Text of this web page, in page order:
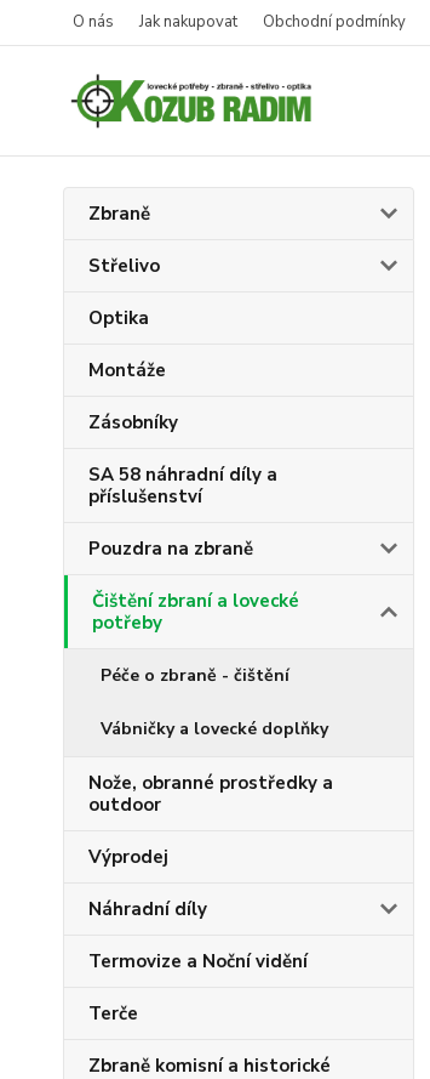
O nás Jak nakupovat Obchodní podmínky
Zbraně
Střelivo
Optika
Montáže
Zásobníky
SA 58 náhradní díly a
příslušenství
Pouzdra na zbraně
Čištění zbraní a lovecké
potřeby
Péče o zbraně - čištění
Vábničky a lovecké doplňky
Nože, obranné prostředky a
outdoor
Výprodej
Náhradní díly
Termovize a Noční vidění
Terče
Zbraně komisní a historické